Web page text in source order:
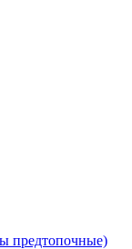
предтопочные)